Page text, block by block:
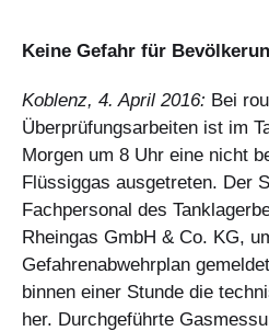
Keine Gefahr für
Koblenz, 4. April 2016: Bei
Überprüfungsarbeiten ist im
Morgen um 8 Uhr eine nicht
Flüssiggas ausgetreten. Der
Fachpersonal des
Rheingas GmbH & Co. KG,
Gefahrenabwehrplan
binnen einer Stunde die
her. Durchgeführte